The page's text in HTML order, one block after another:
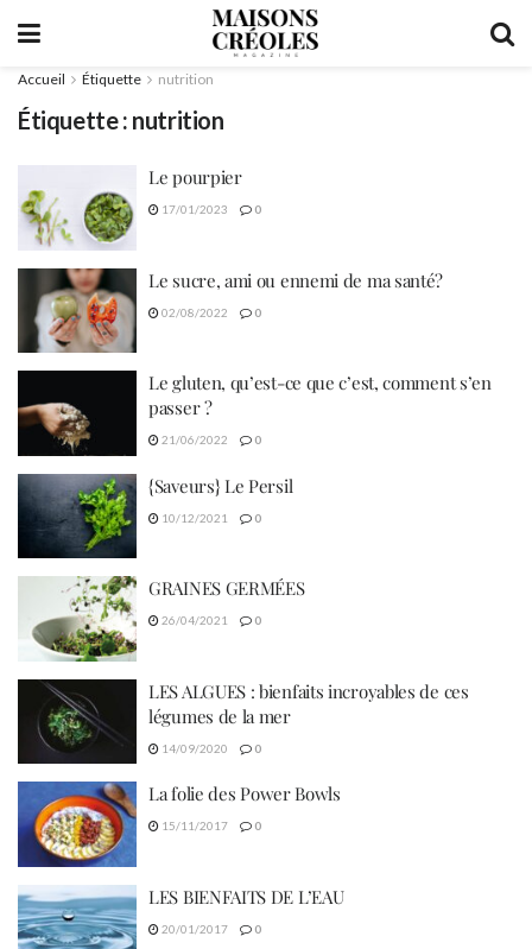
Accueil Étiquette nutrition
Étiquette : nutrition
Le pourpier
17/01/2023 0
Le sucre, ami ou ennemi de ma santé?
02/08/2022 0
Le gluten, qu’est-ce que c’est, comment s’en
passer ?
21/06/2022 0
{Saveurs} Le Persil
10/12/2021 0
GRAINES GERMÉES
26/04/2021 0
LES ALGUES : bienfaits incroyables de ces
légumes de la mer
14/09/2020 0
La folie des Power Bowls
15/11/2017 0
LES BIENFAITS DE L’EAU
20/01/2017 0